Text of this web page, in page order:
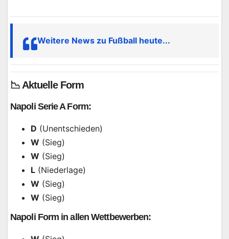
Weitere News zu Fußball heute...
📉 Aktuelle Form
Napoli Serie A Form:
D (Unentschieden)
W (Sieg)
W (Sieg)
L (Niederlage)
W (Sieg)
W (Sieg)
Napoli Form in allen Wettbewerben: